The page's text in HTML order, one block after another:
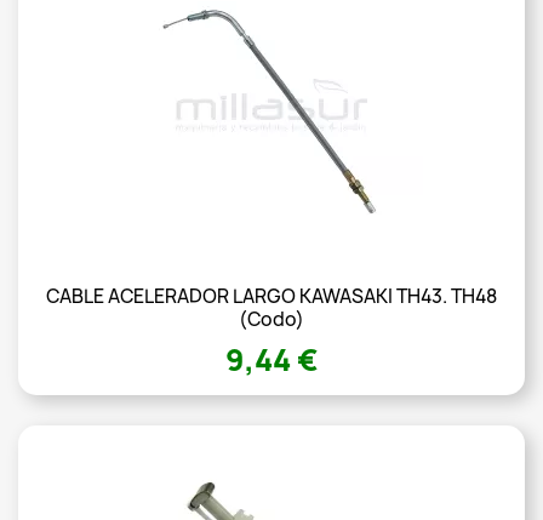
CABLE ACELERADOR LARGO KAWASAKI TH43. TH48
(codo)
9,44 €